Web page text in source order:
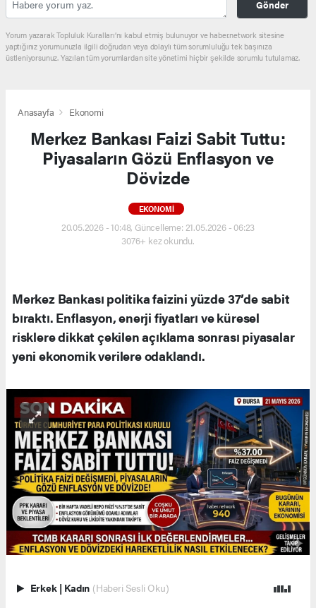
Gönder
Yorum yazarak Topluluk Kuralları’nı kabul etmiş bulunuyor ve haber.network sitesine
yaptığınız yorumunuzla ilgili doğrudan veya dolaylı tüm sorumluluğu tek başınıza
üstleniyorsunuz. Yazılan tüm yorumlardan site yönetimi hiçbir şekilde sorumlu tutulamaz.
Anasayfa Ekonomi
Merkez Bankası Faizi Sabit Tuttu:
Piyasaların Gözü Enflasyon ve
Dövizde
EKONOMI
20.05.2026 - 10:48, Güncelleme: 21.05.2026 - 06:23
3076+ kez okundu.
Merkez Bankası politika faizini yüzde 37’de sabit
bıraktı. Enflasyon, enerji fiyatları ve küresel
risklere dikkat çekilen açıklama sonrası piyasalar
yeni ekonomik verilere odaklandı.
Erkek | Kadın (Haberi Sesli Oku)